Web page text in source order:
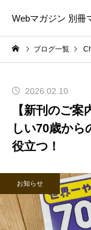
Webマガジン 別冊
ブログ一覧
2026.02.10
【新刊のご
しい70歳か
役立つ！
お知らせ